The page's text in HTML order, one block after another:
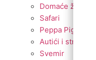
Domaće životinje
Safari
Peppa Pig
Autići i strojevi
Svemir